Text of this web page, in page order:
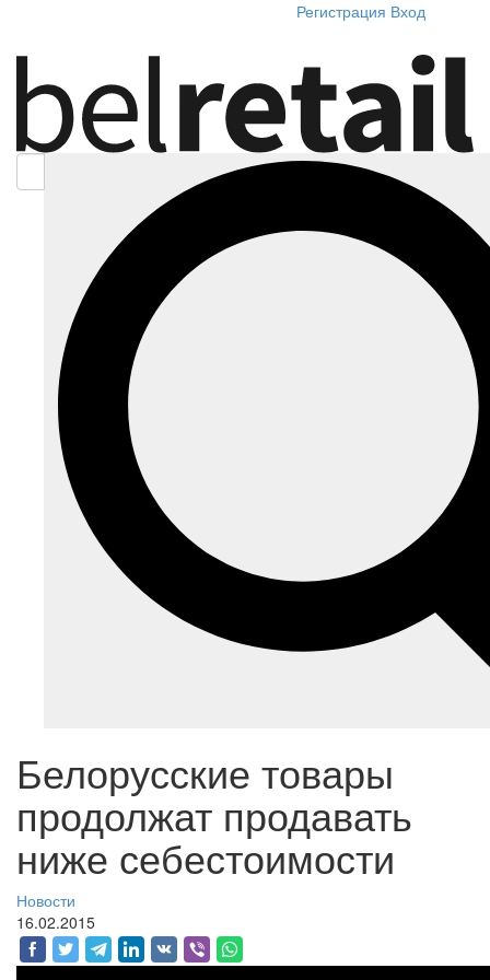
Регистрация Вход
Белорусские товары
продолжат продавать
ниже себестоимости
Новости
16.02.2015